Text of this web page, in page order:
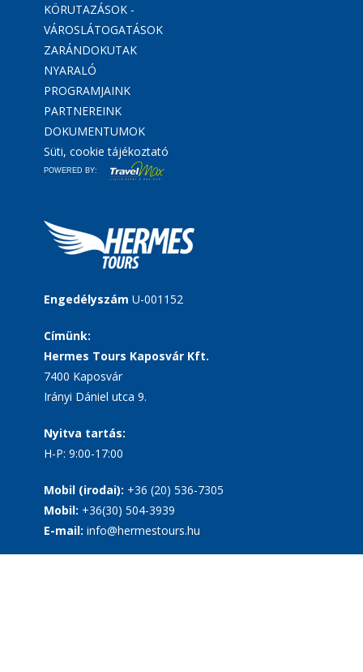
KÖRUTAZÁSOK -
VÁROSLÁTOGATÁSOK
ZARÁNDOKUTAK
NYARALÓ
PROGRAMJAINK
PARTNEREINK
DOKUMENTUMOK
Süti, cookie tájékoztató
POWERED BY:
Engedélyszám U-001152
Címünk:
Hermes Tours Kaposvár Kft.
7400 Kaposvár
Irányi Dániel utca 9.
Nyitva tartás:
H-P: 9:00-17:00
Mobil (irodai): +36 (20) 536-7305
Mobil: +36(30) 504-3939
E-mail: info@hermestours.hu